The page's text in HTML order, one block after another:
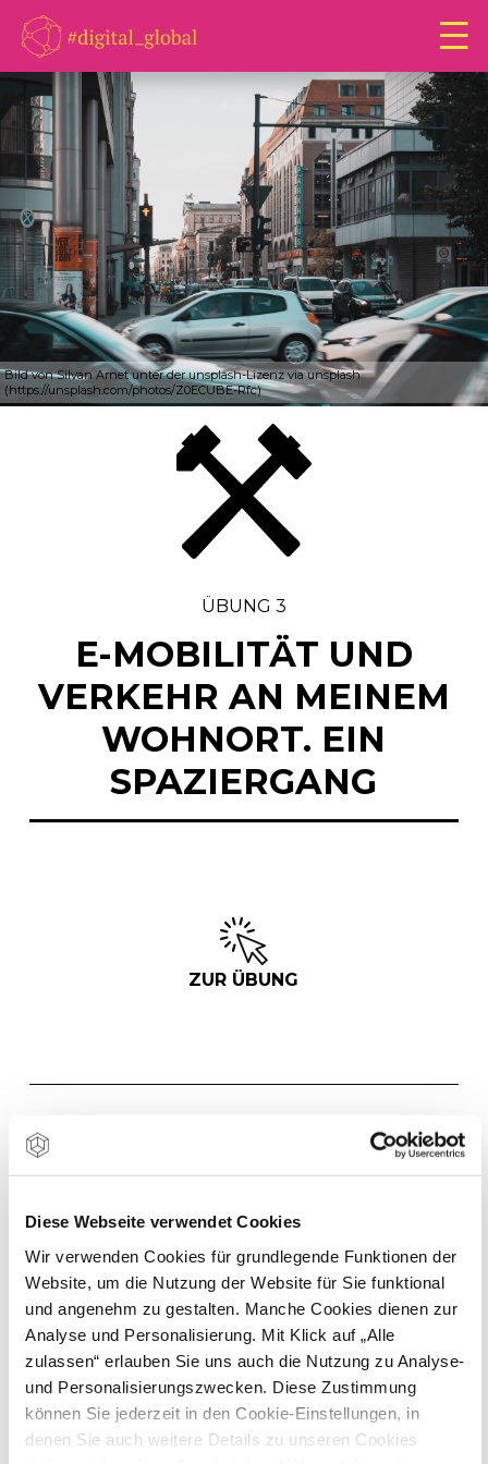
Diese Webseite verwendet Cookies
Wir verwenden Cookies für grundlegende Funktionen der
Website, um die Nutzung der Website für Sie funktional
und angenehm zu gestalten. Manche Cookies dienen zur
Analyse und Personalisierung. Mit Klick auf „Alle
zulassen“ erlauben Sie uns auch die Nutzung zu Analyse-
und Personalisierungszwecken. Diese Zustimmung
können Sie jederzeit in den Cookie-Einstellungen, in
denen Sie auch weitere Details zu unseren Cookies
Bild von Silvan Arnet unter der unsplash-Lizenz via unsplash
(https://unsplash.com/photos/Z0ECUBE-Rfc)
ÜBUNG 3
E-MOBILITÄT UND
VERKEHR AN MEINEM
WOHNORT. EIN
SPAZIERGANG
ZUR ÜBUNG
METHODENBESCHREI
KURZDEFINITION
ZIELE